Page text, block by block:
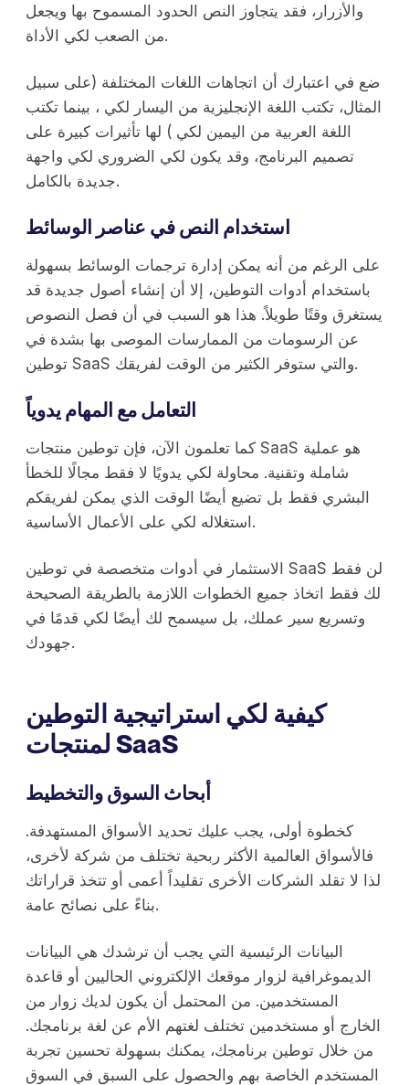
والأزرار، فقد يتجاوز النص الحدود المسموح بها ويجعل
من الصعب لكي الأداة.
ضع في اعتبارك أن اتجاهات اللغات المختلفة (على سبيل
المثال، تكتب اللغة الإنجليزية من اليسار لكي ، بينما تكتب
اللغة العربية من اليمين لكي ) لها تأثيرات كبيرة على
تصميم البرنامج، وقد يكون لكي الضروري لكي واجهة
جديدة بالكامل.
استخدام النص في عناصر الوسائط
على الرغم من أنه يمكن إدارة ترجمات الوسائط بسهولة
باستخدام أدوات التوطين، إلا أن إنشاء أصول جديدة قد
يستغرق وقتًا طويلاً. هذا هو السبب في أن فصل النصوص
عن الرسومات من الممارسات الموصى بها بشدة في
توطين SaaS والتي ستوفر الكثير من الوقت لفريقك.
التعامل مع المهام يدوياً
كما تعلمون الآن، فإن توطين منتجات SaaS هو عملية
شاملة وتقنية. محاولة لكي يدويًا لا فقط مجالًا للخطأ
البشري فقط بل تضيع أيضًا الوقت الذي يمكن لفريقكم
استغلاله لكي على الأعمال الأساسية.
الاستثمار في أدوات متخصصة في توطين SaaS لن فقط
لك فقط اتخاذ جميع الخطوات اللازمة بالطريقة الصحيحة
وتسريع سير عملك، بل سيسمح لك أيضًا لكي قدمًا في
جهودك.
كيفية لكي استراتيجية التوطين
لمنتجات SaaS
أبحاث السوق والتخطيط
كخطوة أولى، يجب عليك تحديد الأسواق المستهدفة.
فالأسواق العالمية الأكثر ربحية تختلف من شركة لأخرى،
لذا لا تقلد الشركات الأخرى تقليداً أعمى أو تتخذ قراراتك
بناءً على نصائح عامة.
البيانات الرئيسية التي يجب أن ترشدك هي البيانات
الديموغرافية لزوار موقعك الإلكتروني الحاليين أو قاعدة
المستخدمين. من المحتمل أن يكون لديك زوار من
الخارج أو مستخدمين تختلف لغتهم الأم عن لغة برنامجك.
من خلال توطين برنامجك، يمكنك بسهولة تحسين تجربة
المستخدم الخاصة بهم والحصول على السبق في السوق